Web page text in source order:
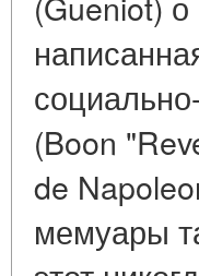
(Boon
de
мемуары